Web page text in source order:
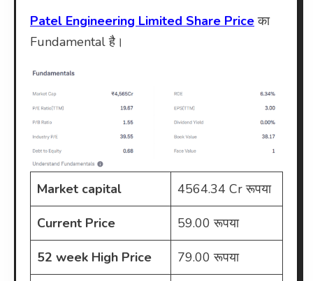
Patel Engineering Limited Share Priceका
Fundamental है।
Market capital 4564.34 Cr रूपया
Current Price 59.00 रूपया
52 week High Price 79.00 रूपया